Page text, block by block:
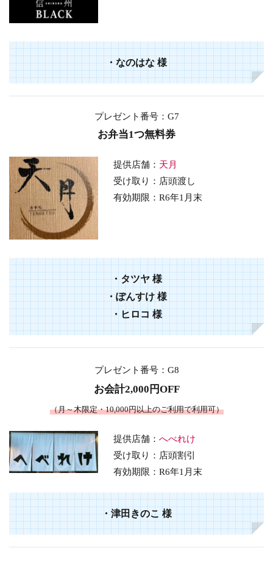
・なのはな様
プレゼント番号：G7
お弁当1つ無料券
提供店舗： 天月
受け取り：店頭渡し
有効期限：R6年1月末
・タツヤ様
・ぽんすけ様
・ヒロコ様
プレゼント番号：G8
お会計2,000円OFF
（月～木限定・10,000円以上のご利用で利用可）
提供店舗：へべれけ
受け取り：店頭割引
有効期限：R6年1月末
・津田きのこ様